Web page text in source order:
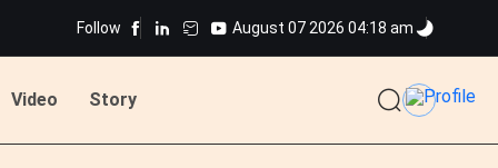
Follow August 07 2026 04:18 am
Video Story